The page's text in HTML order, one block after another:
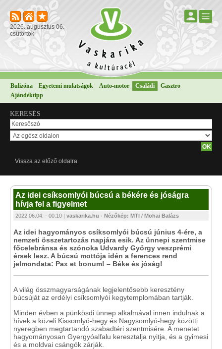
2026. augusztus 06.
csütörtök
Bulizóna Egyetemi mulatságok Auto-motor Családi
Gasztro
Ajándéktipp
KERESÉS
Vissza az előző oldalra
Az idei csíksomlyói búcsú a békére és jóságra
hívja fel a figyelmet
2022.06.04. - 00:10 | vaskarika.hu - Nézőkép: MTI / Mohai Balázs
Az idei hagyományos csíksomlyói búcsú június 4-ére, a
nemzeti összetartozás napjára esik. Az ünnepi szentmise
főcelebránsa és szónoka Udvardy György veszprémi
érsek lesz. A búcsú mottója idén a ferences rend
jelmondata: Pax et bonum! – Béke és jóság!
A világ összmagyarságának legjelentősebb keresztény
búcsúját az erdélyi csíksomlyói kegytemplomában tartják.
Minden évben a pünkösdi ünnep alkalmával innen indulnak a
hívek a közeli Kissomlyó-hegy és Nagysomlyó-hegy közötti
nyeregben megtartandó szabadtéri szentmisére. A menetet
hagyományosan Gyergyóalfalu keresztalja nyitja, és a gyimesi
és a moldvai csángók zárják.